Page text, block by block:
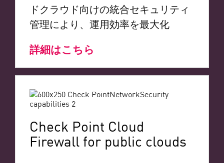
ドクラウド向けの統合セキュリティ
管理により、運用効率を最大化
詳細はこちら
Check Point Cloud
Firewall for public clouds